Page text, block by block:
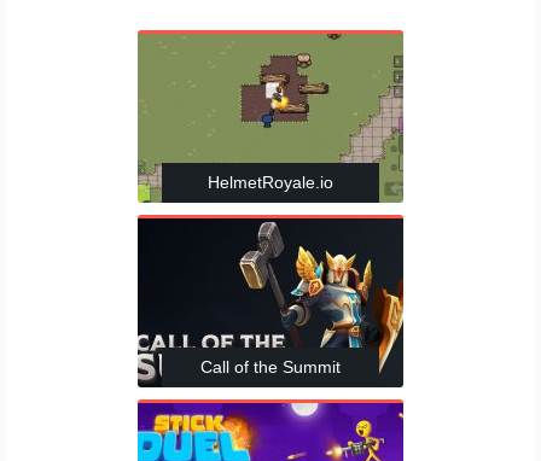
HelmetRoyale.io
Call of the Summit